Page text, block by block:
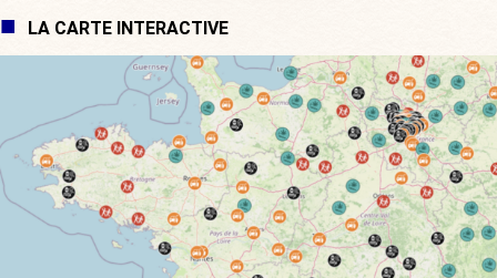
LA CARTE INTERACTIVE